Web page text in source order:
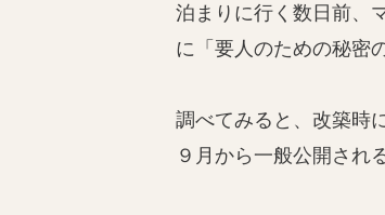
泊まりに行く数日前、
に「要人のための秘密
調べてみると、改築時
９月から一般公開され